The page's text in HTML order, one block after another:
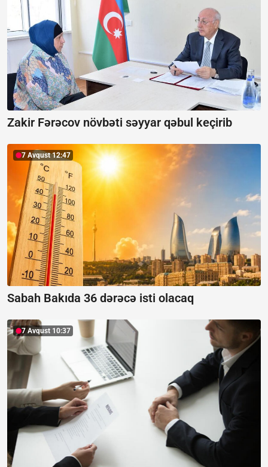
Zakir Fərəcov növbəti səyyar qəbul keçirib
7 Avqust 12:47
Sabah Bakıda 36 dərəcə isti olacaq
7 Avqust 10:37